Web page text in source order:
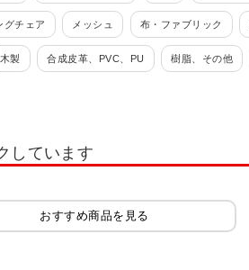
グチェア メッシュ 布・ファブリック
木製 合成皮革、PVC、PU 樹脂、その他
しています
おすすめ商品を見る